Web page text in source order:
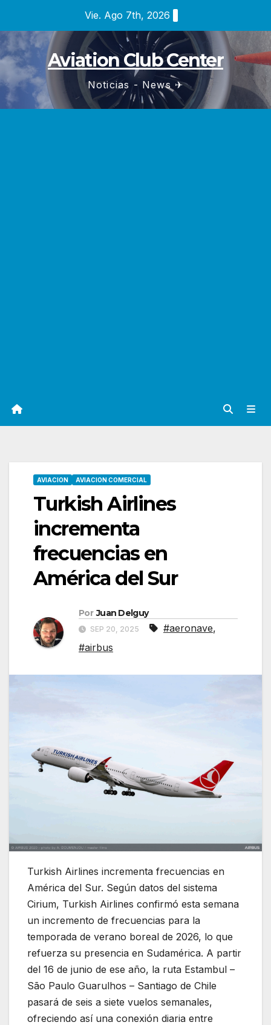
contenido
Vie. Ago 7th, 2026
Aviation Club Center
Noticias - News ✈
AVIACION AVIACION COMERCIAL
Turkish Airlines
incrementa
frecuencias en
América del Sur
Por Juan Delguy
SEP 20, 2025 #aeronave,
#airbus
Turkish Airlines incrementa frecuencias en
América del Sur. Según datos del sistema
Cirium, Turkish Airlines confirmó esta semana
un incremento de frecuencias para la
temporada de verano boreal de 2026, lo que
refuerza su presencia en Sudamérica. A partir
del 16 de junio de ese año, la ruta Estambul –
São Paulo Guarulhos – Santiago de Chile
pasará de seis a siete vuelos semanales,
ofreciendo así una conexión diaria entre